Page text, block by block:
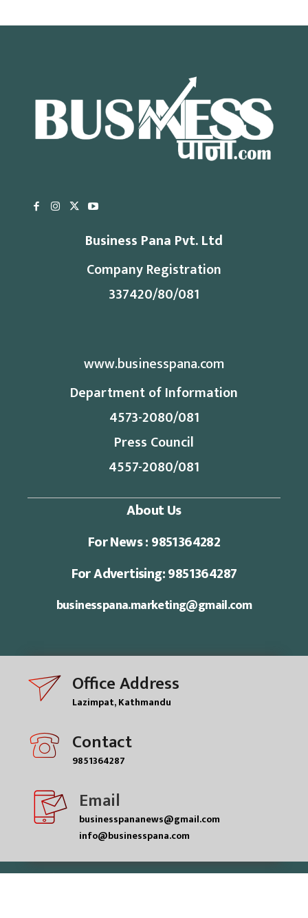
Business Pana Pvt. Ltd
Company Registration
337420/80/081
www.businesspana.com
Department of Information
4573-2080/081
Press Council
4557-2080/081
About Us
For News : 9851364282
For Advertising: 9851364287
businesspana.marketing@gmail.com
Office Address
Lazimpat, Kathmandu
Contact
9851364287
Email
businesspananews@gmail.com
info@businesspana.com
© businesspana pvt.ltd| All rights reserved.